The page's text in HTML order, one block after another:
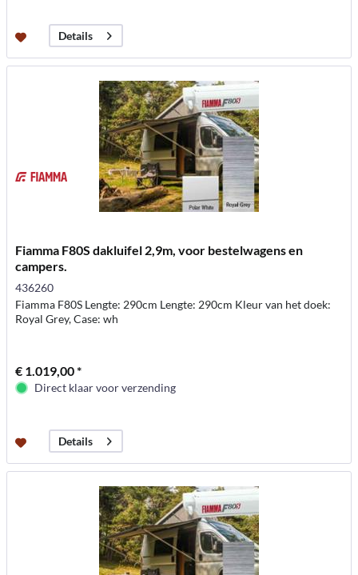
Details
Fiamma F80S dakluifel 2,9m, voor bestelwagens en
campers.
436260
Fiamma F80S Lengte: 290cm Lengte: 290cm Kleur van het doek:
Royal Grey, Case: wh
€ 1.019,00 *
Direct klaar voor verzending
Details